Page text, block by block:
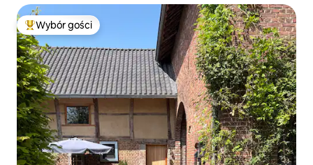
Najpopularniejsze z kategorii Wybór gości
Wybór gości